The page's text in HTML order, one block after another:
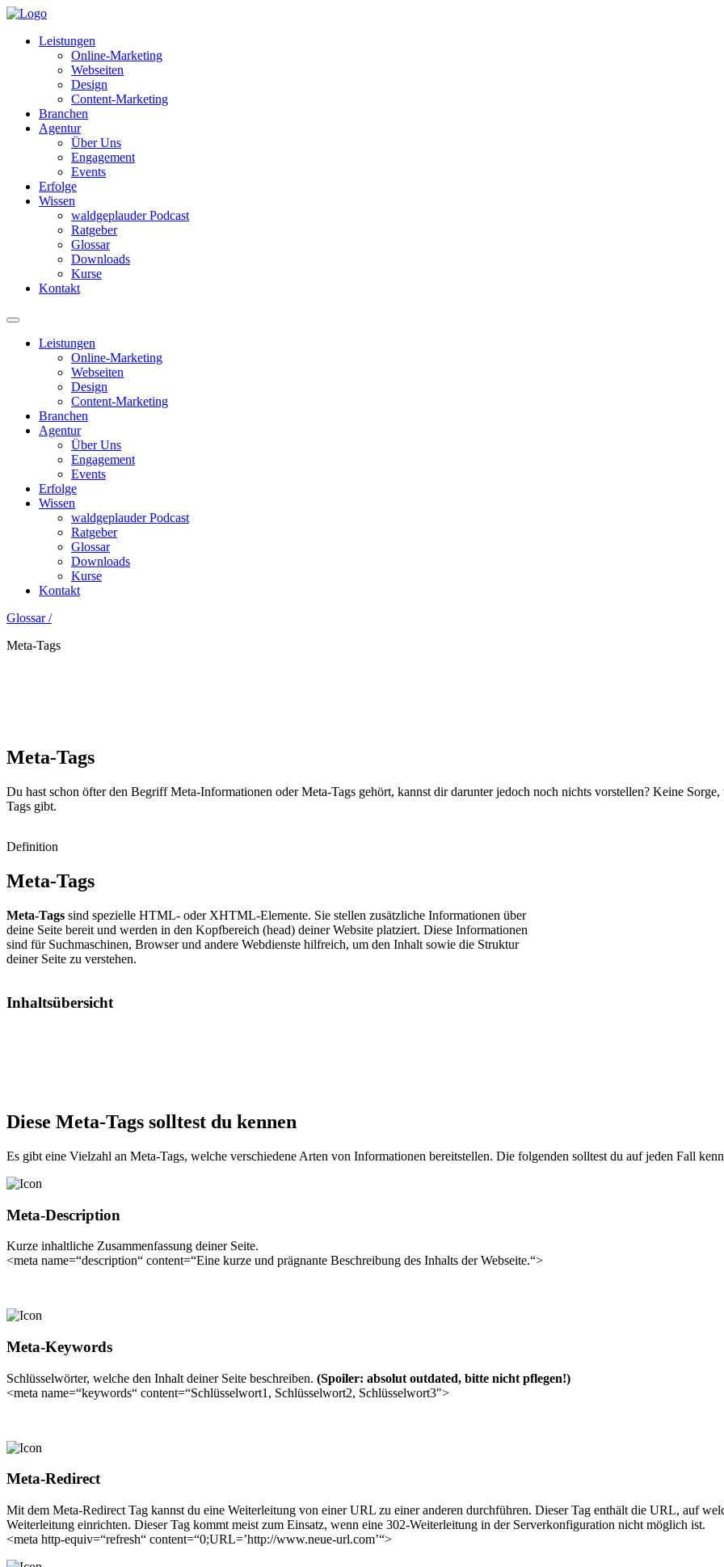
Leistungen
Online-Marketing
Webseiten
Design
Content-Marketing
Branchen
Agentur
Über Uns
Engagement
Events
Erfolge
Wissen
waldgeplauder Podcast
Ratgeber
Glossar
Downloads
Kurse
Kontakt
Leistungen
Online-Marketing
Webseiten
Design
Content-Marketing
Branchen
Agentur
Über Uns
Engagement
Events
Erfolge
Wissen
waldgeplauder Podcast
Ratgeber
Glossar
Downloads
Kurse
Kontakt
Glossar /
Meta-Tags
Meta-Tags
Du hast schon öfter den Begriff Meta-Informationen oder Meta-Tags gehört, kannst dir darunter jedoch noch nichts vorstellen? Keine
Tags gibt.
Definition
Meta-Tags
Meta-Tags sind spezielle HTML- oder XHTML-Elemente. Sie stellen zusätzliche Informationen über
deine Seite bereit und werden in den Kopfbereich (head) deiner Website platziert. Diese Informationen
sind für Suchmaschinen, Browser und andere Webdienste hilfreich, um den Inhalt sowie die Struktur
deiner Seite zu verstehen.
Inhaltsübersicht
Diese Meta-Tags solltest du kennen
Es gibt eine Vielzahl an Meta-Tags, welche verschiedene Arten von Informationen bereitstellen. Die folgenden solltest du auf jeden Fall
Meta-Description
Kurze inhaltliche Zusammenfassung deiner Seite.
<meta name=“description“ content=“Eine kurze und prägnante Beschreibung des Inhalts der Webseite.“>
Meta-Keywords
Schlüsselwörter, welche den Inhalt deiner Seite beschreiben. (Spoiler: absolut outdated, bitte nicht pflegen!)
<meta name=“keywords“ content=“Schlüsselwort1, Schlüsselwort2, Schlüsselwort3″>
Meta-Redirect
Mit dem Meta-Redirect Tag kannst du eine Weiterleitung von einer URL zu einer anderen durchführen. Dieser Tag enthält die URL, auf
Weiterleitung einrichten. Dieser Tag kommt meist zum Einsatz, wenn eine 302-Weiterleitung in der Serverkonfiguration nicht möglich ist.
<meta http-equiv=“refresh“ content=“0;URL=’http://www.neue-url.com’“>